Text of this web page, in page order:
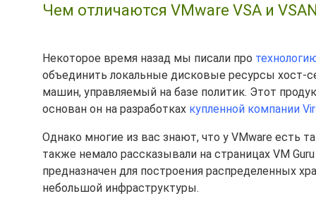
Чем отличаются VMware VSA и
Некоторое время назад мы писали про
объединить локальные дисковые ресурсы хост-
машин, управляемый на базе политик. Этот
основан он на разработках купленной компании
Однако многие из вас знают, что у VMware есть
также немало рассказывали на страницах VM
предназначен для построения распределенных
небольшой инфраструктуры.